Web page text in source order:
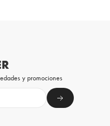
y promociones